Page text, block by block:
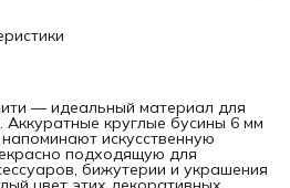
— идеальный материал для
Аккуратные круглые бусины 6 мм
искусственную
подходящую для
бижутерии и украшения